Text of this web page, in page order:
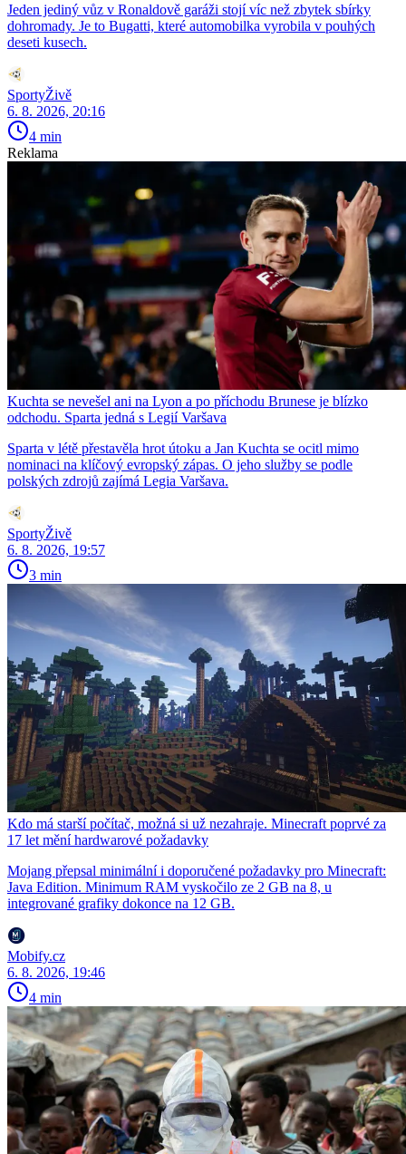
Jeden jediný vůz v Ronaldově garáži stojí víc než zbytek sbírky
dohromady. Je to Bugatti, které automobilka vyrobila v pouhých
deseti kusech.
SportyŽivě
6. 8. 2026, 20:16
4 min
Reklama
Kuchta se nevešel ani na Lyon a po příchodu Brunese je blízko
odchodu. Sparta jedná s Legií Varšava
Sparta v létě přestavěla hrot útoku a Jan Kuchta se ocitl mimo
nominaci na klíčový evropský zápas. O jeho služby se podle
polských zdrojů zajímá Legia Varšava.
SportyŽivě
6. 8. 2026, 19:57
3 min
Kdo má starší počítač, možná si už nezahraje. Minecraft poprvé za
17 let mění hardwarové požadavky
Mojang přepsal minimální i doporučené požadavky pro Minecraft:
Java Edition. Minimum RAM vyskočilo ze 2 GB na 8, u
integrované grafiky dokonce na 12 GB.
Mobify.cz
6. 8. 2026, 19:46
4 min